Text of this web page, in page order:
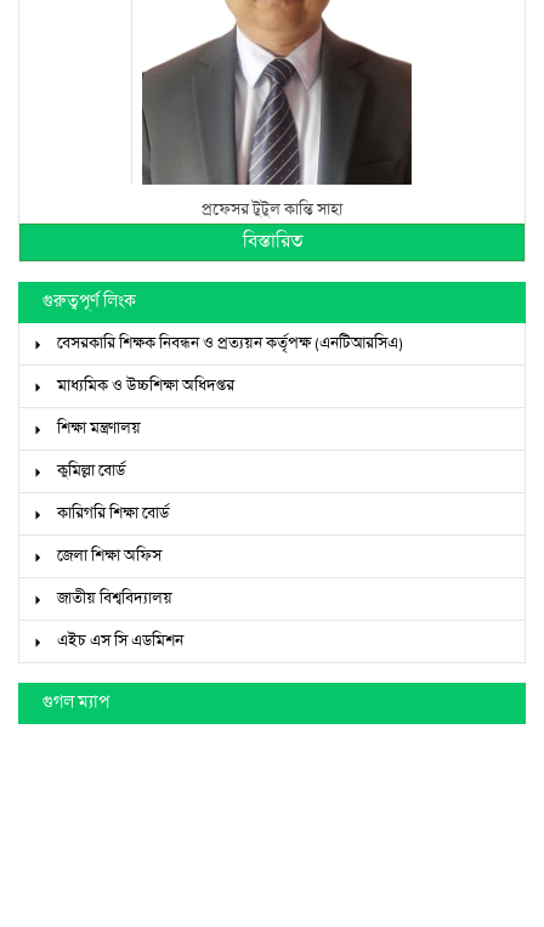
প্রফেসর টুটুল কান্তি সাহা
বিস্তারিত
গুরুত্বপূর্ণ লিংক
বেসরকারি শিক্ষক নিবন্ধন ও প্রত্যয়ন কর্তৃপক্ষ (এনটিআরসিএ)
মাধ্যমিক ও উচ্চশিক্ষা অধিদপ্তর
শিক্ষা মন্ত্রণালয়
কুমিল্লা বোর্ড
কারিগরি শিক্ষা বোর্ড
জেলা শিক্ষা অফিস
জাতীয় বিশ্ববিদ্যালয়
এইচ এস সি এডমিশন
গুগল ম্যাপ